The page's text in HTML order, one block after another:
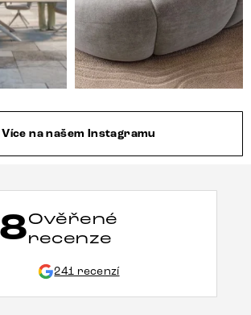
Více na našem Instagramu
Ověřené
recenze
241 recenzí